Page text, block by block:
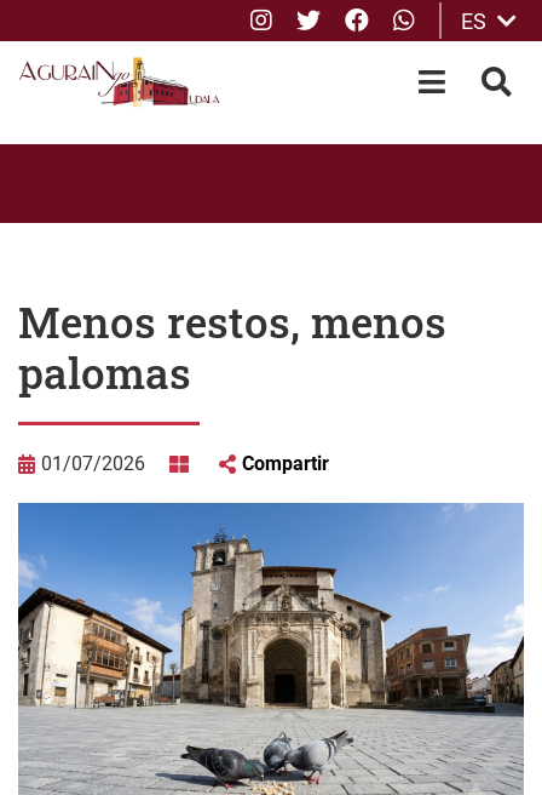
Instagram
TwitterFacebook
whatsApp
ES
OPEN-
Menos restos, menos
palomas
01/07/2026 Compartir